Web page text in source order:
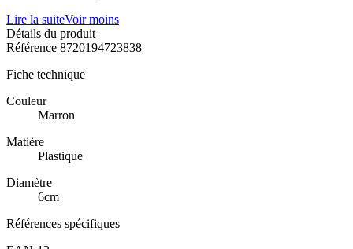
Lire la suiteVoir moins
Détails du produit
Référence 8720194723838
Fiche technique
Couleur
Marron
Matière
Plastique
Diamètre
6cm
Références spécifiques